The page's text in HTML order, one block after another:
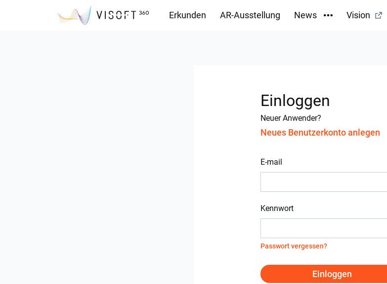
Erkunden AR-Ausstellung News Vision
Einloggen
Neuer Anwender?
Neues Benutzerkonto anlegen
E-mail
Kennwort
Passwort vergessen?
Einloggen